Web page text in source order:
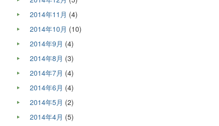
2014年11月 (4)
2014年10月 (10)
2014年9月 (4)
2014年8月 (3)
2014年7月 (4)
2014年6月 (4)
2014年5月 (2)
2014年4月 (5)